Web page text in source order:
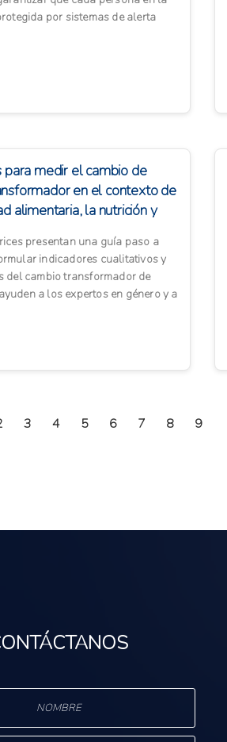
por sistemas de alerta
para medir el cambio de
en el contexto de
alimentaria, la nutrición y
presentan una guía paso a
indicadores cualitativos y
del cambio transformador de
a los expertos en género y a
3 4 5 6 7 8 9